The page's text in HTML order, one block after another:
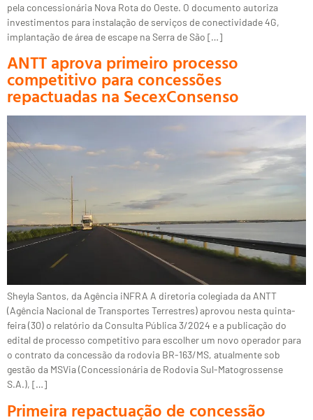
pela concessionária Nova Rota do Oeste. O documento autoriza
investimentos para instalação de serviços de conectividade 4G,
implantação de área de escape na Serra de São […]
ANTT aprova primeiro processo
competitivo para concessões
repactuadas na SecexConsenso
Sheyla Santos, da Agência iNFRA A diretoria colegiada da ANTT
(Agência Nacional de Transportes Terrestres) aprovou nesta quinta-
feira (30) o relatório da Consulta Pública 3/2024 e a publicação do
edital de processo competitivo para escolher um novo operador para
o contrato da concessão da rodovia BR-163/MS, atualmente sob
gestão da MSVia (Concessionária de Rodovia Sul-Matogrossense
S.A.), […]
Primeira repactuação de concessão